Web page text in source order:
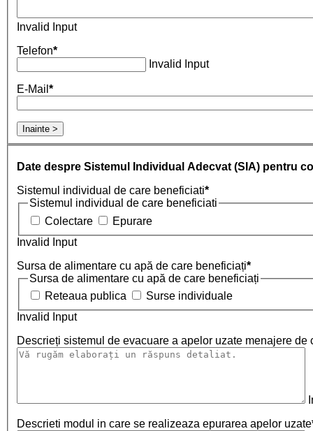
Invalid Input
Telefon*
Invalid Input
E-Mail *
Inainte >
Date despre Sistemul Individual Adecvat (SIA) pentru
Sistemul individual de care beneficiati*
Sistemul individual de care beneficiati
Colectare
Epurare
Invalid Input
Sursa de alimentare cu apă de care beneficiați*
Sursa de alimentare cu apă de care beneficiați
Reteaua publica
Surse individuale
Invalid Input
Descrieți sistemul de evacuare a apelor uzate menajere de
Descrieti modul in care se realizeaza epurarea apelor uzate